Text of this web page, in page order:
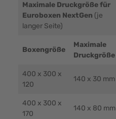
Maximale Druckgröße für
Euroboxen NextGen (je
langer Seite)
Boxengröße
Maximale
Druckgröße
400 x 300 x
120
140 x 30 mm
400 x 300 x
170
140 x 80 mm